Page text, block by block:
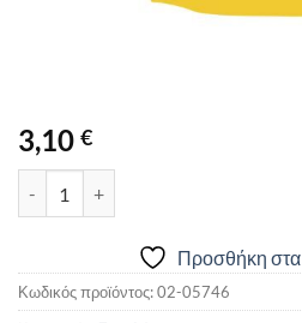
3,10 €
Προσθήκη
Κωδικός προϊόντος:02-05746